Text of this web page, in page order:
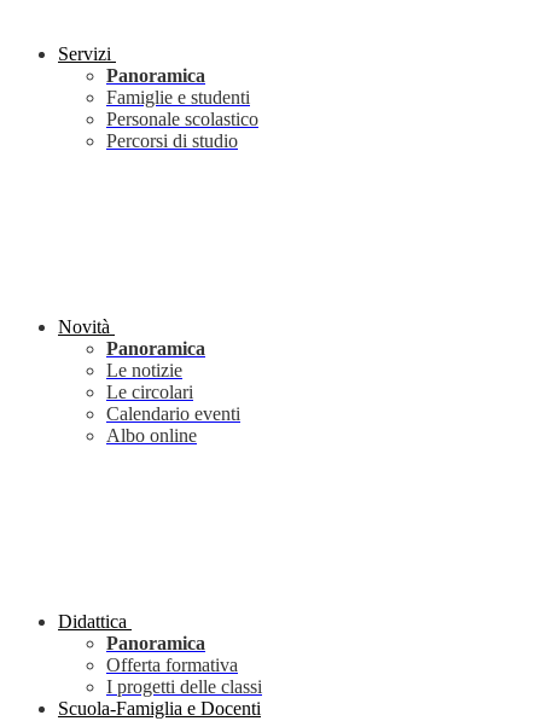
Servizi
Panoramica
Famiglie e studenti
Personale scolastico
Percorsi di studio
Novità
Panoramica
Le notizie
Le circolari
Calendario eventi
Albo online
Didattica
Panoramica
Offerta formativa
I progetti delle classi
Scuola-Famiglia e Docenti